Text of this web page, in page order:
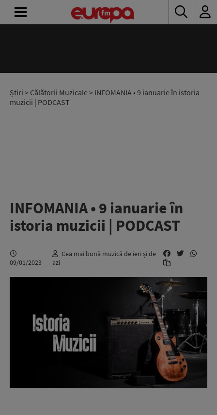
Știri > Călătorii Muzicale> INFOMANIA • 9 ianuarie în istoria
muzicii | PODCAST
INFOMANIA • 9 ianuarie în
istoria muzicii | PODCAST
09/01/2023
Cea mai bună muzică de ieri și de
azi
RADIO